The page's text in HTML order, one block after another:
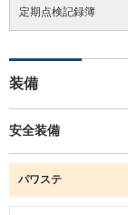
定期点検記録簿
装備
安全装備
パワステ